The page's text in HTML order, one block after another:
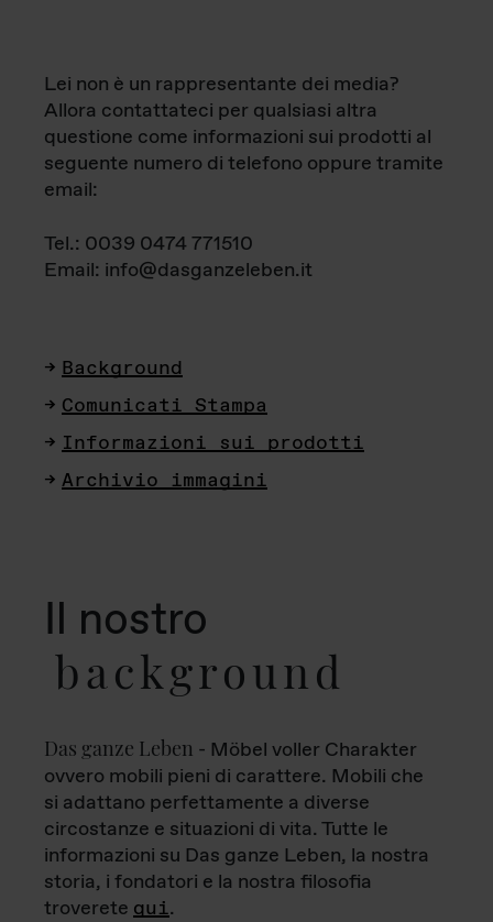
Lei non è un rappresentante dei media?
Allora contattateci per qualsiasi altra
questione come informazioni sui prodotti al
seguente numero di telefono oppure tramite
email:
Tel.: 0039 0474 771510
Email: info@dasganzeleben.it
Background
Comunicati Stampa
Informazioni sui prodotti
Archivio immagini
Il nostro
background
Das ganze Leben - Möbel voller Charakter
ovvero mobili pieni di carattere. Mobili che
si adattano perfettamente a diverse
circostanze e situazioni di vita. Tutte le
informazioni su Das ganze Leben, la nostra
storia, i fondatori e la nostra filosofia
troverete qui.